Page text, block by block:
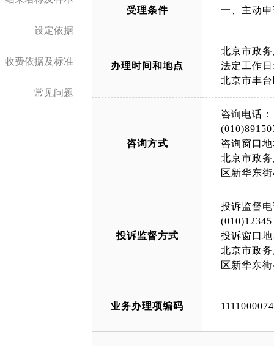
设定依据
收费依据及标准
常见问题
受理条件 一、主动
办理时间和地点
北京市政
法定工作
北京市丰
咨询方式
咨询电话：
咨询窗口
北京市政
区新华东
投诉监督方式
投诉监督
(010)12345
投诉窗口
北京市政
区新华东
业务办理项编码